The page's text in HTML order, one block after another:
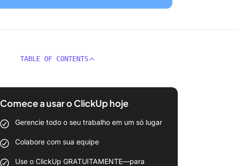
TABLE OF CONTENTS
Comece a usar o ClickUp hoje
Gerencie todo o seu trabalho em um só lugar
Colabore com sua equipe
Use o ClickUp GRATUITAMENTE—para